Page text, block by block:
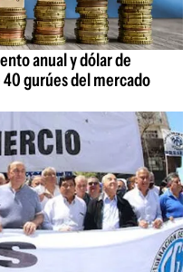
anual y dólar de
gurúes del mercado